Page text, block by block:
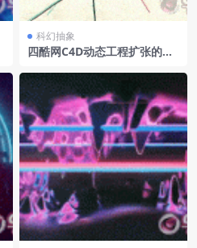
科幻抽象
四酷网C4D动态工程扩张的线